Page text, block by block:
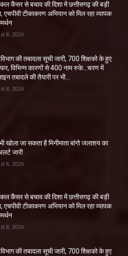
कैंसर से बचाव की दिशा में छत्तीसगढ़ की बड़ी
एचपीवी टीकाकरण अभियान को मिल रहा व्यापक
8, 2026
विभाग की तबादला सूची जारी, 700 शिक्षको के हुए
विभिन्न कारणों से 400 नाम रुके…चरण में
तबादले की तैयारी पर भी...
8, 2026
खोला जा सकता है मिनीमाता बांगो जलाशय का
जारी
8, 2026
कैंसर से बचाव की दिशा में छत्तीसगढ़ की बड़ी
एचपीवी टीकाकरण अभियान को मिल रहा व्यापक
8, 2026
विभाग की तबादला सूची जारी, 700 शिक्षको के हुए